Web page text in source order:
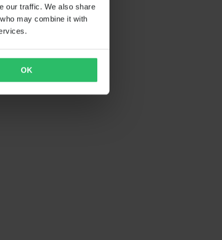
our traffic. We also share
may combine it with
OK